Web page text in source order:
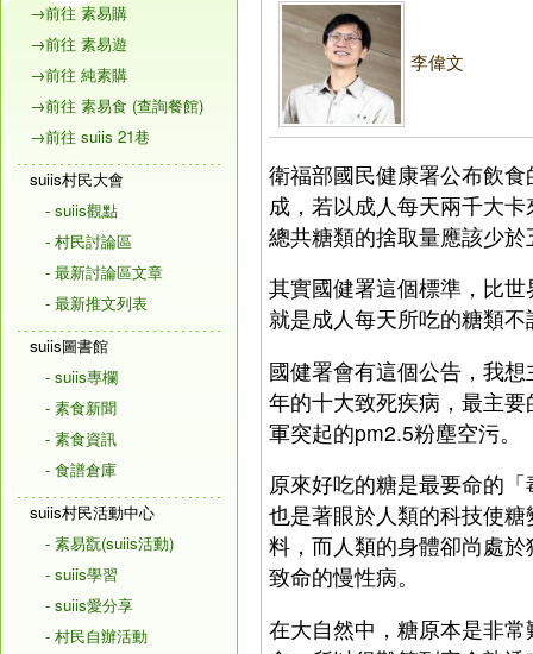
→前往 素易購
→前往 素易遊
→前往 純素購
→前往 素易食 (查詢餐館)
→前往 suiis 21巷
suiis村民大會
- suiis觀點
- 村民討論區
- 最新討論區文章
- 最新推文列表
suiis圖書館
- suiis專欄
- 素食新聞
- 素食資訊
- 食譜倉庫
suiis村民活動中心
- 素易翫(suiis活動)
- suiis學習
- suiis愛分享
- 村民自辦活動
李偉文
衛福部國民健康署公布飲
成，若以成人每天兩千大
總共糖類的捨取量應該少
其實國健署這個標準，比
就是成人每天所吃的糖類
國健署會有這個公告，我
年的十大致死疾病，最主
軍突起的pm2.5粉塵空污。
原來好吃的糖是最要命的
也是著眼於人類的科技使
料，而人類的身體卻尚處
致命的慢性病。
在大自然中，糖原本是非